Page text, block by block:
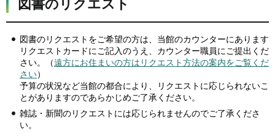
図書のリクエスト
図書のリクエストをご希望の方は、当館のカウンターにあります
リクエストカードにご記入のうえ、カウンター職員にご提出くだ
さい。（遠方にお住まいの方はリクエスト方法の案内をご覧くだ
さい）
予算の状況など当館の都合により、リクエストに応じられないこ
とがありますのであらかじめご了承ください。
雑誌・新聞のリクエストには応じられませんのでご了承くださ
い。